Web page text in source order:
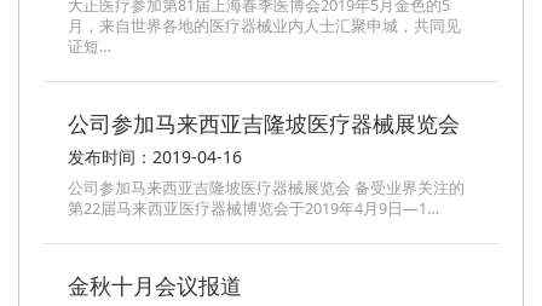
大正医疗参加第81届上海春季医博会2019年5月金色的5
月，来自世界各地的医疗器械业内人士汇聚申城，共同见
证短…
公司参加马来西亚吉隆坡医疗器械展览会
发布时间：2019-04-16
公司参加马来西亚吉隆坡医疗器械展览会 备受业界关注的
第22届马来西亚医疗器械博览会于2019年4月9日—1…
金秋十月会议报道